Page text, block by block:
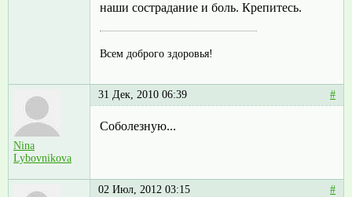
наши сострадание и боль. Крепитесь.
Всем доброго здоровья!
Nina
Lybovnikova
31 Дек, 2010 06:39 #
Соболезную...
02 Июл, 2012 03:15 #